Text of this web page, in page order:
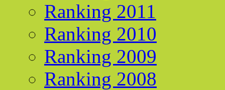
Ranking 2011
Ranking 2010
Ranking 2009
Ranking 2008